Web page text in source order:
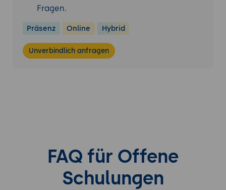
Fragen.
Präsenz Online Hybrid
Unverbindlich anfragen
FAQ für Offene
Schulungen